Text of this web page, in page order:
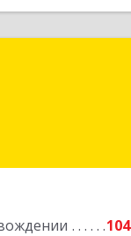
104
Подробнее